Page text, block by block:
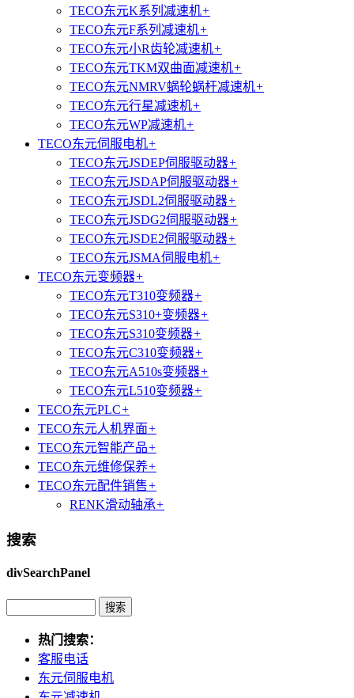
TECO东元K系列减速机+
TECO东元F系列减速机+
TECO东元小R齿轮减速机+
TECO东元TKM双曲面减速机+
TECO东元NMRV蜗轮蜗杆减速机+
TECO东元行星减速机+
TECO东元WP减速机+
TECO东元伺服电机+
TECO东元JSDEP伺服驱动器+
TECO东元JSDAP伺服驱动器+
TECO东元JSDL2伺服驱动器+
TECO东元JSDG2伺服驱动器+
TECO东元JSDE2伺服驱动器+
TECO东元JSMA伺服电机+
TECO东元变频器+
TECO东元T310变频器+
TECO东元S310+变频器+
TECO东元S310变频器+
TECO东元C310变频器+
TECO东元A510s变频器+
TECO东元L510变频器+
TECO东元PLC+
TECO东元人机界面+
TECO东元智能产品+
TECO东元维修保养+
TECO东元配件销售+
RENK滑动轴承+
搜索
divSearchPanel
热门搜索：
客服电话
东元伺服电机